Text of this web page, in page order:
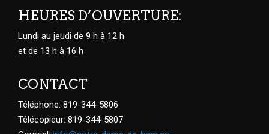
HEURES D’OUVERTURE:
Lundi au jeudi de 9 h à 12 h
et de 13 h à 16 h
CONTACT
Téléphone: 819-344-5806
Télécopieur: 819-344-5807